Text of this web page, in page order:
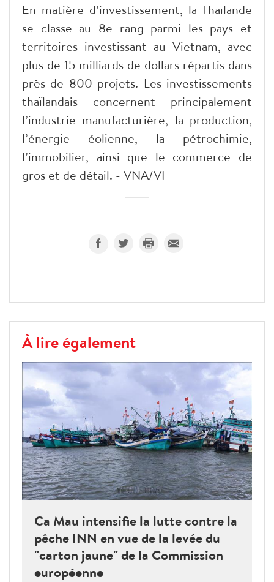
En matière d’investissement, la Thaïlande
se classe au 8e rang parmi les pays et
territoires investissant au Vietnam, avec
plus de 15 milliards de dollars répartis dans
près de 800 projets. Les investissements
thaïlandais concernent principalement
l’industrie manufacturière, la production,
l’énergie éolienne, la pétrochimie,
l’immobilier, ainsi que le commerce de
gros et de détail. - VNA/VI
À lire également
Ca Mau intensifie la lutte contre la
pêche INN en vue de la levée du
"carton jaune" de la Commission
européenne